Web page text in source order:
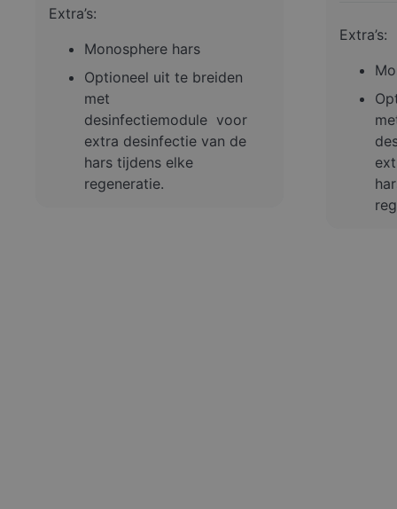
Extra’s:
Monosphere hars
Optioneel uit te breiden
met
desinfectiemodule voor
extra desinfectie van de
hars tijdens elke
regeneratie.
Extra’s: